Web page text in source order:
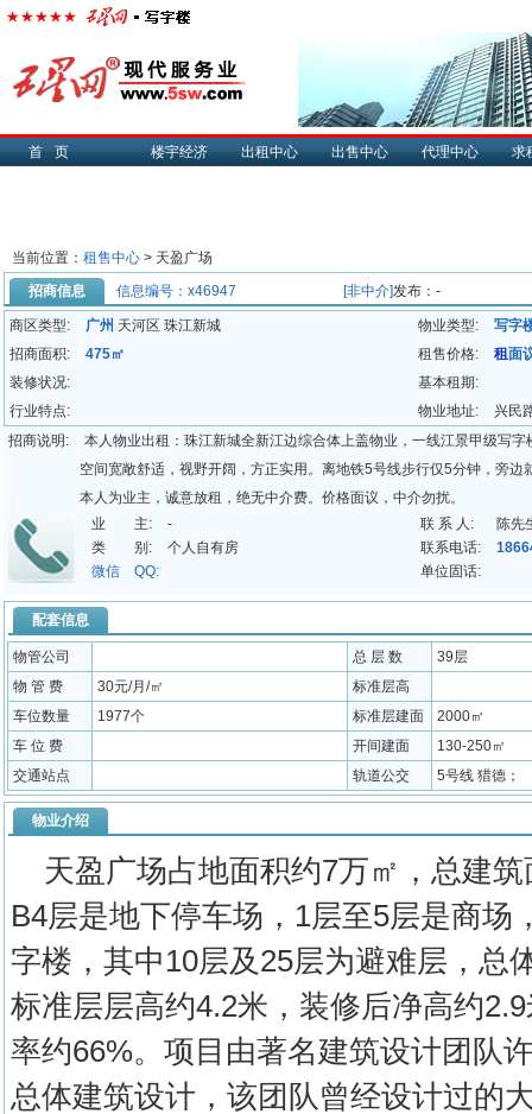
首页 楼宇经济 出租中心 出售中心 代理中心 求
当前位置： 租售中心 > 天盈广场
招商信息
信息编号：x46947 [非中介]发布：-
商区类型: 广州 天河区 珠江新城 物业类型:
写字
招商面积:
475㎡ 租售价格: 租面
装修状况:
基本租期:
行业特点:
物业地址:
兴民
招商说明:
本人物业出租：珠江新城全新江边综合体上盖物业，一线江景甲级写
空间宽敞舒适，视野开阔，方正实用。离地铁5号线步行仅5分钟，旁
本人为业主，诚意放租，绝无中介费。价格面议，中介勿扰。
业 主:
- 联 系 人:
陈先
类 别:
个人自有房 联系电话:
微信 QQ:
单位固话:
配套信息
物管公司 总 层 数
39层
物 管 费
30元/月/㎡
标准层高
车位数量
1977个 标准层建面
2000㎡
车 位 费
开间建面
130-250㎡
交通站点
轨道公交 5号线 猎德；
物业介绍
天盈广场占地面积约7万㎡，总建筑
B4层是地下停车场，1层至5层是商
字楼，其中10层及25层为避难层，总
标准层层高约4.2米，装修后净高约
率约66%。项目由著名建筑设计团队
总体建筑设计，该团队曾经设计过的